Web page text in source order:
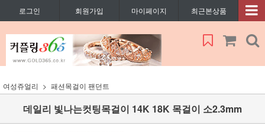
로그인 회원가입 마이페이지 최근본상품
여성쥬얼리 패션목걸이 팬던트
데일리 빛나는컷팅목걸이 14K 18K 목걸이 소2.3mm